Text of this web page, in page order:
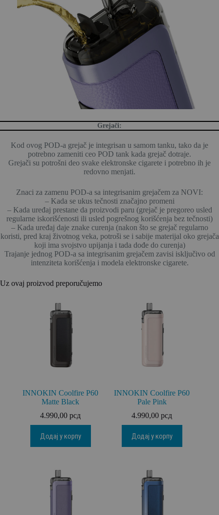
Grejači:
Kod ovog POD-a grejač je integrisan u samom tanku, tako da je
potrebno zameniti ceo POD tank kada grejač dotraje.
Grejači su potrošni deo svake elektronske cigarete i potrebno ih je
redovno menjati.
Znaci za zamenu POD-a sa integrisanim grejačem za NOVI:
– Kada se ukus tečnosti značajno promeni
– Kada uređaj prestane da proizvodi paru (grejač je pregoreo usled
regularne iskorišćenosti ili usled pogrešnog korišćenja bez tečnosti)
– Kada uređaj daje znake curenja (nakon što se grejač regularno
koristi, pred kraj životnog veka, potroši se i sabije materijal oko grejača
koji ima svojstvo upijanja i tada dođe do curenja)
Trajanje jednog POD-a sa integrisanim grejačem zavisi isključivo od
intenziteta korišćenja i modela elektronske cigarete.
Uz ovaj proizvod preporučujemo
INNOKIN Coolfire P60
Matte Black
4.990,00рсд
Додај у корпу
INNOKIN Coolfire P60
Pale Pink
4.990,00рсд
Додај у корпу